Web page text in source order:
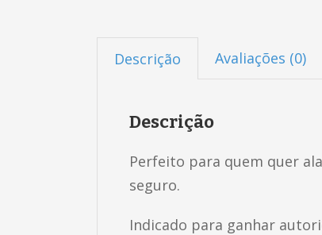
Descrição Avaliações (0)
Descrição
Perfeito para quem quer
seguro.
Indicado para ganhar